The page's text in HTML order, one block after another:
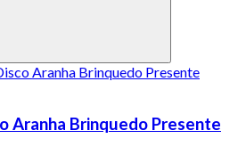
Aranha Brinquedo Presente